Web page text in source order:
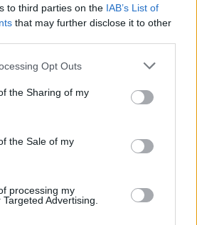
to third parties on the IAB’s List of
that may further disclose it to other
Opt Outs
the Sharing of my
the Sale of my
processing my
Advertising.
Μαζικές
Porsche και BMW
08/26|15:23
τη διαπίστευση του Ελληνικού
Πληρωμών